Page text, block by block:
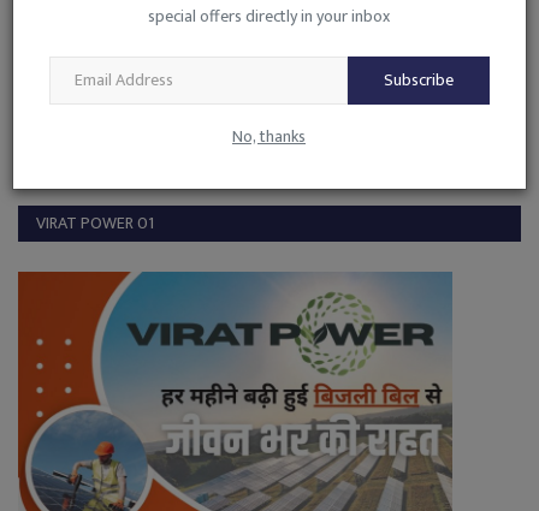
special offers directly in your inbox
Subscribe
No, thanks
Post Comment
VIRAT POWER 01